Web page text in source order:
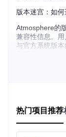
版本迷宫：如
Atmosphere的
兼容性信息。
与官方系统版
方系统18.1.0
数据安全：如
突、组件版本
热门项目推荐